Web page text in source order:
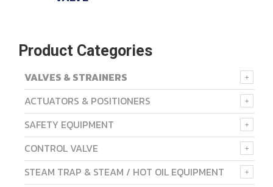
Product Categories
VALVES & STRAINERS
ACTUATORS & POSITIONERS
SAFETY EQUIPMENT
CONTROL VALVE
STEAM TRAP & STEAM / HOT OIL EQUIPMENT